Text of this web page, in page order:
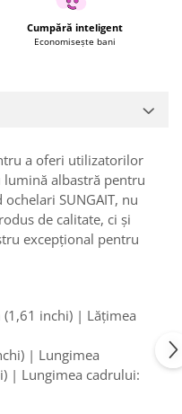
Cumpără inteligent
Economisește bani
a oferi utilizatorilor
albastră pentru
SUNGAIT, nu
de calitate, ci și
excepțional pentru
inchi) | Lățimea
| Lungimea
| Lungimea cadrului: